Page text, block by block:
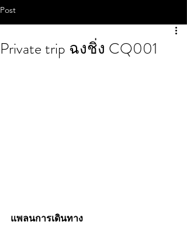
Post
Private trip ฉงชิ่ง CQ001
แพลนการเดินทาง